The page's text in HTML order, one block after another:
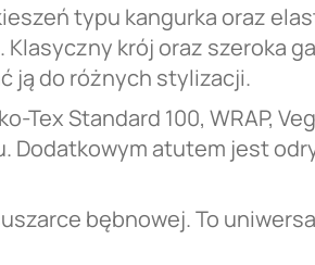
typu kangurka oraz
krój oraz szeroka
ją do różnych stylizacji.
Standard 100, WRAP,
atutem jest
bębnowej. To